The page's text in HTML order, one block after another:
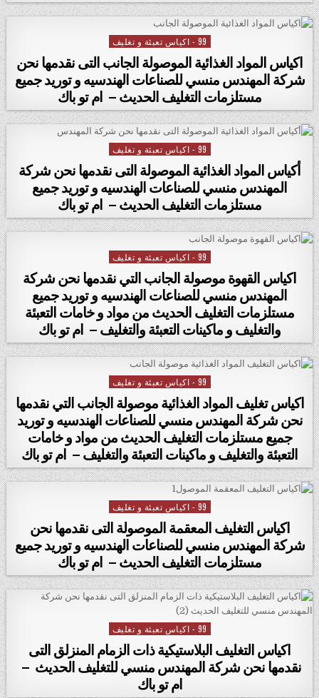
Posted in
99 - اكياس تعبئة و تغليف
اكياس المواد الغذائية الموصولة الجانب التى نقدمها نحن
شركة المهندس منسي للصناعات الهندسيه و توريد جميع
مستلزمات التغليف الحديث – ام تو باك
Posted in
99 - اكياس تعبئة و تغليف
أكياس المواد الغذائية الموصولة التى نقدمها نحن شركة
المهندس منسي للصناعات الهندسيه و توريد جميع
مستلزمات التغليف الحديث – ام تو باك
Posted in
99 - اكياس تعبئة و تغليف
اكياس القهوة موصولة الجانب التي نقدمها نحن شركة
المهندس منسي للصناعات الهندسيه و توريد جميع
مستلزمات التغليف الحديث من مواد و خامات التعبئة
والتغليف و ماكينات التعبئة والتغليف – ام تو باك
Posted in
99 - اكياس تعبئة و تغليف
اكياس تغليف المواد الغذائية موصولة الجانب التي نقدمها
نحن شركة المهندس منسي للصناعات الهندسيه و توريد
جميع مستلزمات التغليف الحديث من مواد و خامات
التعبئة والتغليف و ماكينات التعبئة والتغليف – ام تو باك
Posted in
99 - اكياس تعبئة و تغليف
اكياس التغليف المعقمة الموصولة التى نقدمها نحن
شركة المهندس منسي للصناعات الهندسيه و توريد جميع
مستلزمات التغليف الحديث – ام تو باك
Posted in
99 - اكياس تعبئة و تغليف
اكياس التغليف البلاستيكية ذات الزمام المنزلق التى
نقدمها نحن شركة المهندس منسي للتغليف الحديث –
ام تو باك